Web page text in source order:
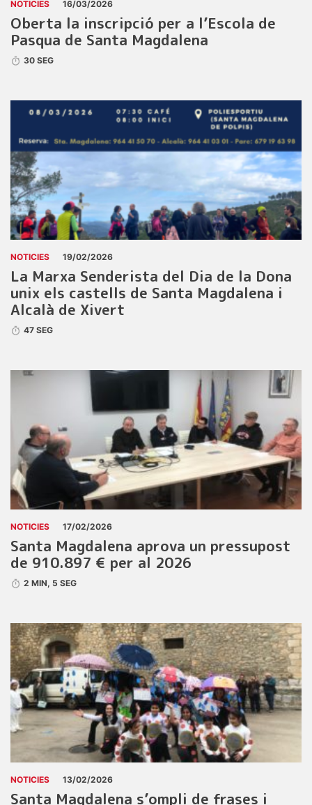
NOTICIES 16/03/2026
Oberta la inscripció per a l’Escola de
Pasqua de Santa Magdalena
30 SEG
NOTICIES 19/02/2026
La Marxa Senderista del Dia de la Dona
unix els castells de Santa Magdalena i
Alcalà de Xivert
47 SEG
NOTICIES 17/02/2026
Santa Magdalena aprova un pressupost
de 910.897 € per al 2026
2 MIN, 5 SEG
NOTICIES 13/02/2026
Santa Magdalena s’ompli de frases i